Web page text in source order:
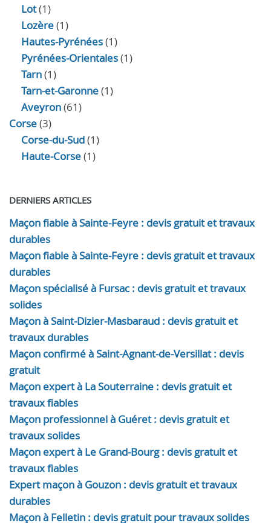
Lot(1)
Lozère(1)
Hautes-Pyrénées(1)
Pyrénées-Orientales(1)
Tarn(1)
Tarn-et-Garonne(1)
Aveyron(61)
Corse(3)
Corse-du-Sud(1)
Haute-Corse(1)
DERNIERS ARTICLES
Maçon fiable à Sainte-Feyre : devis gratuit et travaux
durables
Maçon fiable à Sainte-Feyre : devis gratuit et travaux
durables
Maçon spécialisé à Fursac : devis gratuit et travaux
solides
Maçon à Saint-Dizier-Masbaraud : devis gratuit et
travaux durables
Maçon confirmé à Saint-Agnant-de-Versillat : devis
gratuit
Maçon expert à La Souterraine : devis gratuit et
travaux fiables
Maçon professionnel à Guéret : devis gratuit et
travaux solides
Maçon expert à Le Grand-Bourg : devis gratuit et
travaux fiables
Expert maçon à Gouzon : devis gratuit et travaux
durables
Maçon à Felletin : devis gratuit pour travaux solides